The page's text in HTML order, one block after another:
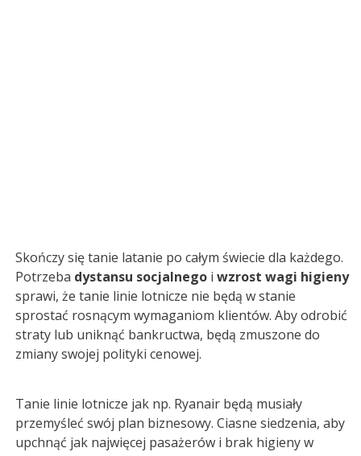
Skończy się tanie latanie po całym świecie dla każdego.
Potrzeba dystansu socjalnego i wzrost wagi higieny
sprawi, że tanie linie lotnicze nie będą w stanie
sprostać rosnącym wymaganiom klientów. Aby odrobić
straty lub uniknąć bankructwa, będą zmuszone do
zmiany swojej polityki cenowej.
Tanie linie lotnicze jak np. Ryanair będą musiały
przemyśleć swój plan biznesowy. Ciasne siedzenia, aby
upchnąć jak najwięcej pasażerów i brak higieny w